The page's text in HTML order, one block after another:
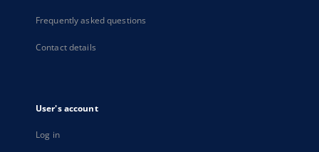
Frequently asked questions
Contact details
User's account
Log in